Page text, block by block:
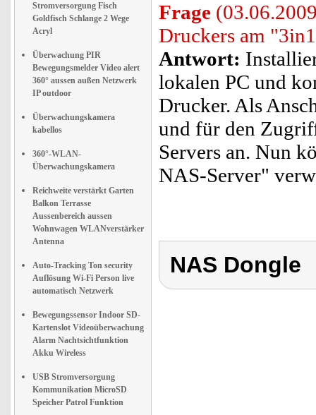
Stromversorgung Fisch
Goldfisch Schlange 2 Wege
Acryl
Überwachung PIR
Bewegungsmelder Video alert
360° aussen außen Netzwerk
IP outdoor
Überwachungskamera
kabellos
360°-WLAN-
Überwachungskamera
Reichweite verstärkt Garten
Balkon Terrasse
Aussenbereich aussen
Wohnwagen WLANverstärker
Antenna
Auto-Tracking Ton security
Auflösung Wi-Fi Person live
automatisch Netzwerk
Bewegungssensor Indoor SD-
Kartenslot Videoüberwachung
Alarm Nachtsichtfunktion
Akku Wireless
USB Stromversorgung
Kommunikation MicroSD
Speicher Patrol Funktion
Frage
Druckers am
Antwort:
lokalen PC und
Drucker. Als
und für den
Servers an. Nun
NAS-Server"
NAS Dongle